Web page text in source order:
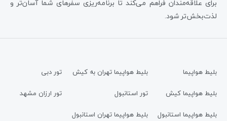
برای علاقه‌مندان فراهم می‌کند تا برنامه‌ریزی سفرهای شما آسان‌تر و
لذت‌بخش‌تر شود.
بلیط هواپیما
بلیط هواپیما کیش
بلیط هواپیما استانبول
بلیط هواپیما تهران به کیش
تور استانبول
بلیط هواپیما تهران استانبول
تور دبی
تور ارزان مشهد